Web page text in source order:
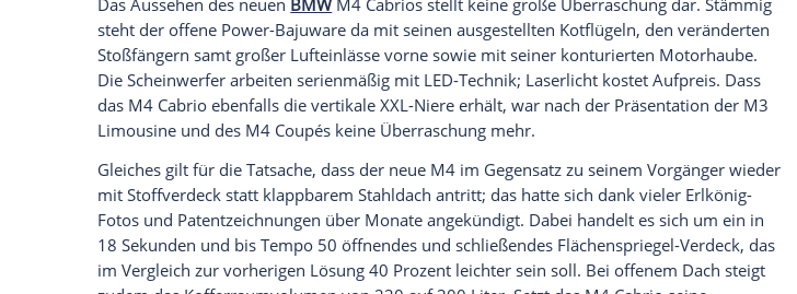
Hier sitzt der Diffusor, in dem die vier jeweils 100 Millimeter messenden
elektrisch gesteuerten Klappen-Auspuffs untergebracht sind.
26.05.2021 - 00:00 Uhr
Nach dem M3 und dem M4 Coupé legt BMW das Power-Cabrio auf Kiel.
Competition-Version mit 510 PS und Allradantrieb an.
Das Aussehen des neuenBMWM4Cabriosstellt keine großeÜberraschung
steht der offene Power-Bajuware da mit seinen ausgestellten Kotflügeln,